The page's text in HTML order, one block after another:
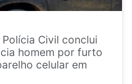
Civil conclui
homem por furto
celular em